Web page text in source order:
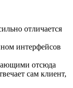
отличается
интерфейсов
отсюда
сам клиент,